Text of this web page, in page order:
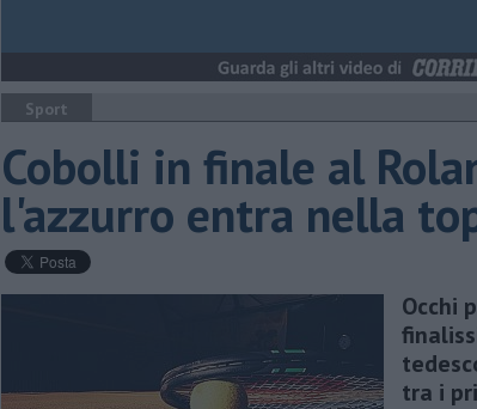
Sport
Cobolli in finale al
l'azzurro entra nella
Occhi
tra i